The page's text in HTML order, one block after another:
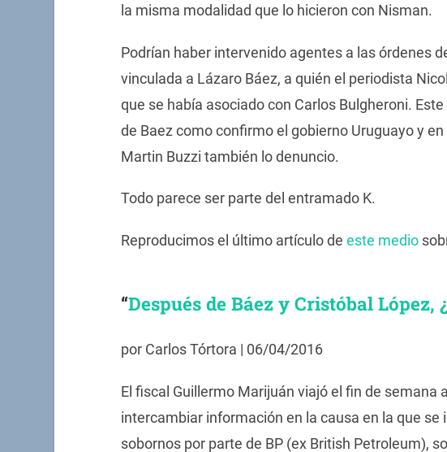
la misma modalidad que lo hicieron con Nisman.
Podrían haber intervenido agentes a las órdenes
vinculada a Lázaro Báez, a quién el periodista
que se había asociado con Carlos Bulgheroni.
de Baez como confirmo el gobierno Uruguayo y
Martin Buzzi también lo denuncio.
Todo parece ser parte del entramado K.
Reproducimos el último artículo de este medio
“Después de Báez y Cristóbal López,
por Carlos Tórtora | 06/04/2016
El fiscal Guillermo Marijuán viajó el fin de semana
intercambiar información en la causa en la que se
sobornos por parte de BP (ex British Petroleum),